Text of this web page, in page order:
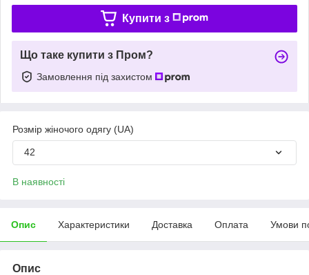
Купити з
Що таке купити з Пром?
Замовлення під захистом
Розмір жіночого одягу (UA)
42
В наявності
Опис Характеристики Доставка Оплата Умови
Опис